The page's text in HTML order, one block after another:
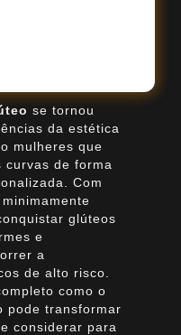
se tornou
da estética
mulheres que
curvas de forma
Com
glúteos
e
a
de alto risco.
como o
pode transformar
considerar para